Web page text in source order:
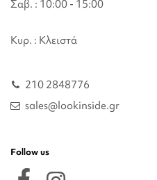
Σαβ. : 10:00 - 15:00
Κυρ. : Κλειστά
210 2848776
sales@lookinside.gr
Follow us